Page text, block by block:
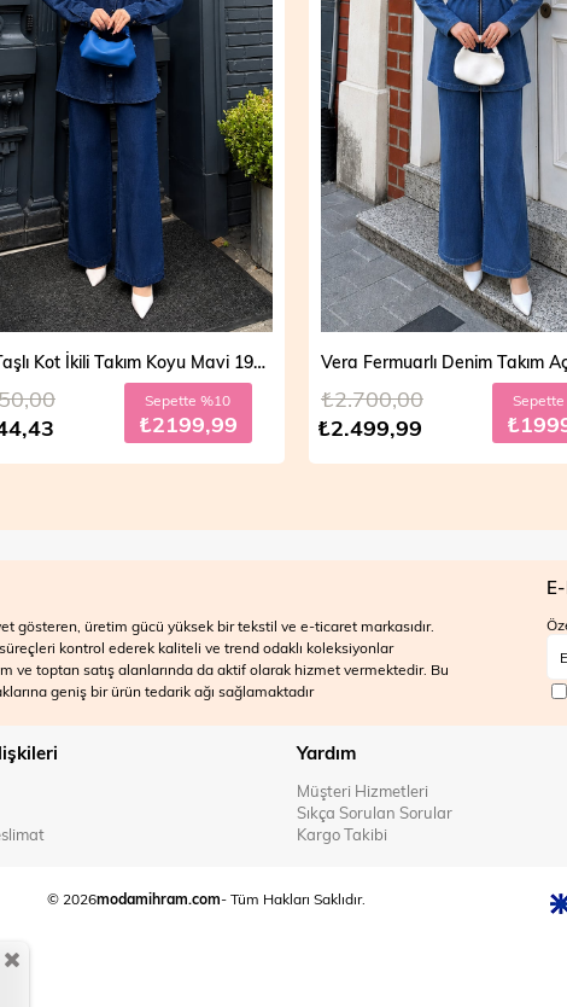
Mira Taşlı Kot İkili Takım Koyu Mavi 19286
Sepette %10
₺2199,99 ₺2.499,99
₺2.700,00
gösteren, üretim gücü yüksek bir tekstil ve e-ticaret markasıdır.
kontrol ederek kaliteli ve trend odaklı koleksiyonlar
ve toptan satış alanlarında da aktif olarak hizmet vermektedir. Bu
geniş bir ürün tedarik ağı sağlamaktadır
Yardım
Müşteri Hizmetleri
Sıkça Sorulan Sorular
Kargo Takibi
© 2026modamihram.com- Tüm Hakları Saklıdır.